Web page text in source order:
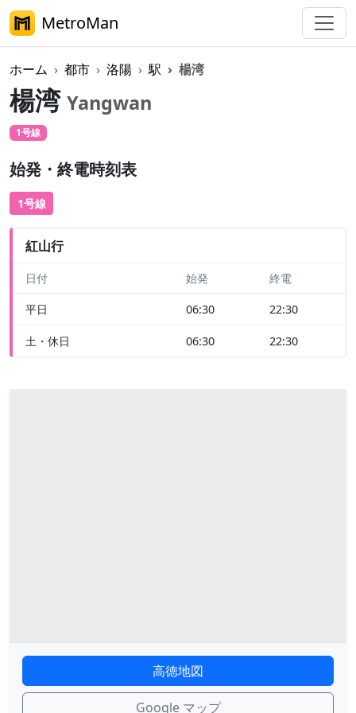
MetroMan
ホーム 都市 洛陽 駅 楊湾
楊湾 Yangwan
1号線
始発・終電時刻表
1号線
紅山行
日付 始発 終電
平日 06:30 22:30
土・休日 06:30 22:30
高徳地図
Google マップ